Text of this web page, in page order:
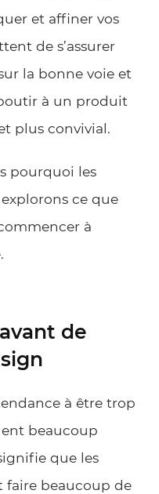
et affiner vos
de s’assurer
la bonne voie et
à un produit
plus convivial.
pourquoi les
ce que
à
de
à être trop
beaucoup
que les
faire beaucoup de